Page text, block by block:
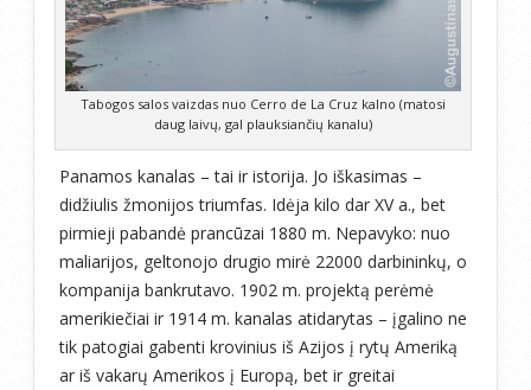
Tabogos salos vaizdas nuo Cerro de La Cruz kalno (matosi
daug laivų, gal plauksiančių kanalu)
Panamos kanalas – tai ir istorija. Jo iškasimas –
didžiulis žmonijos triumfas. Idėja kilo dar XV a., bet
pirmieji pabandė prancūzai 1880 m. Nepavyko: nuo
maliarijos, geltonojo drugio mirė 22000 darbininkų, o
kompanija bankrutavo. 1902 m. projektą perėmė
amerikiečiai ir 1914 m. kanalas atidarytas – įgalino ne
tik patogiai gabenti krovinius iš Azijos į rytų Ameriką
ar iš vakarų Amerikos į Europą, bet ir greitai